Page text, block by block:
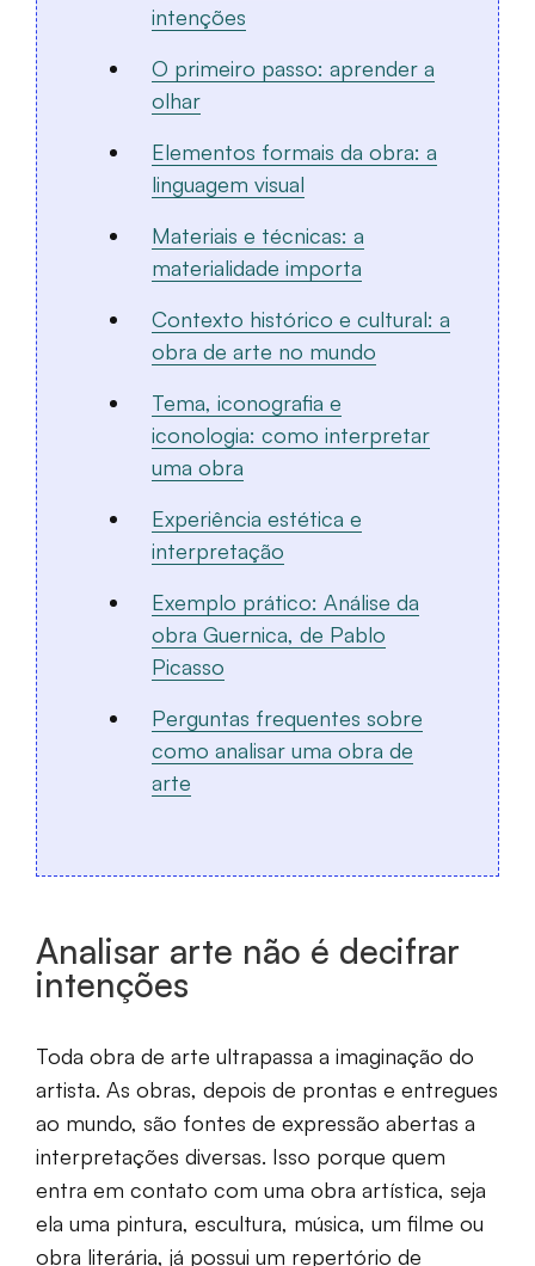
intenções
O primeiro passo: aprender a
olhar
Elementos formais da obra: a
linguagem visual
Materiais e técnicas: a
materialidade importa
Contexto histórico e cultural: a
obra de arte no mundo
Tema, iconografia e
iconologia: como interpretar
uma obra
Experiência estética e
interpretação
Exemplo prático: Análise da
obra Guernica, de Pablo
Picasso
Perguntas frequentes sobre
como analisar uma obra de
arte
Analisar arte não é decifrar
intenções
Toda obra de arte ultrapassa a imaginação do
artista. As obras, depois de prontas e entregues
ao mundo, são fontes de expressão abertas a
interpretações diversas. Isso porque quem
entra em contato com uma obra artística, seja
ela uma pintura, escultura, música, um filme ou
obra literária, já possui um repertório de